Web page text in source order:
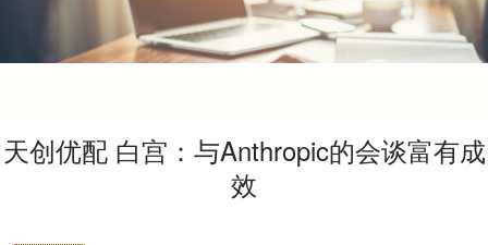
天创优配 白宫：与Anthropic的会谈富有成
效